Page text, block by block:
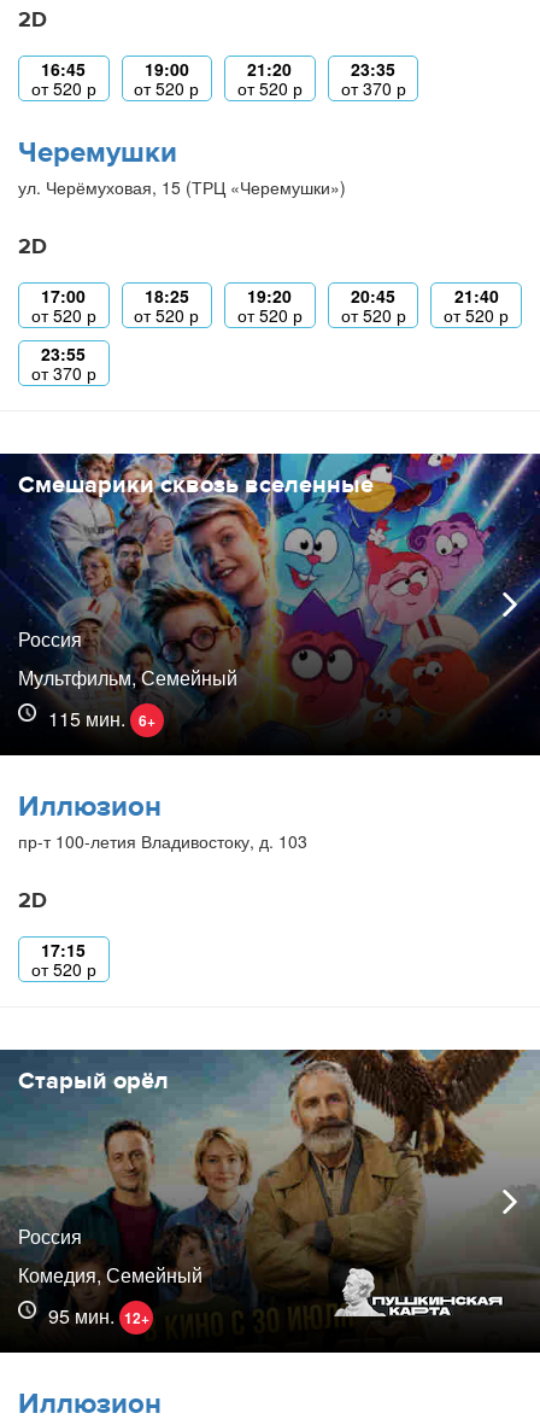
2D
16:45
от520 р
19:00
от520 р
21:20
от520 р
23:35
от370 р
Черемушки
ул. Черёмуховая, 15 (ТРЦ «Черемушки»)
2D
17:00
от520 р
18:25
от520 р
19:20
от520 р
20:45
от520 р
21:40
от520 р
23:55
от370 р
Смешарики сквозь вселенные
Россия
Мультфильм, Семейный
115 мин.
6+
Иллюзион
пр-т 100-летия Владивостоку, д. 103
2D
17:15
от520 р
Старый орёл
Россия
Комедия, Семейный
95 мин. 12+
Иллюзион